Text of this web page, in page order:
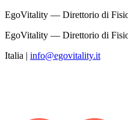
EgoVitality — Direttorio di
EgoVitality — Direttorio di
Italia | info@egovitality.it